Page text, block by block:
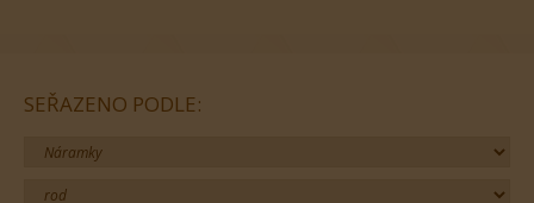
SEŘAZENO PODLE: